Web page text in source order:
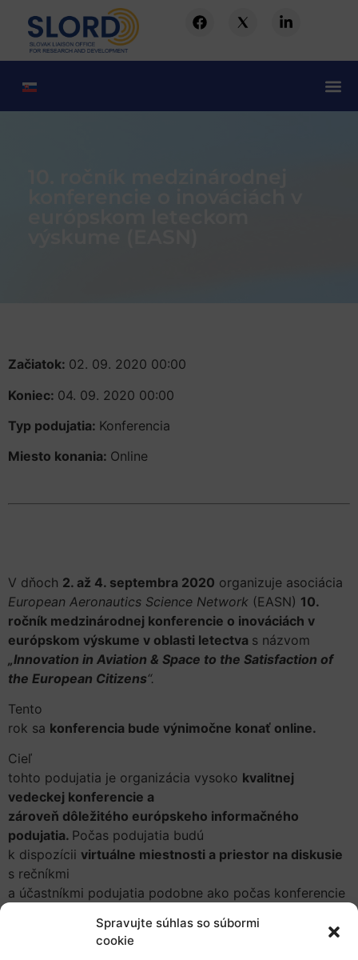
Spravujte súhlas so súbormi
cookie
Začiatok: 02. 09. 2020 00:00
Koniec: 04. 09. 2020 00:00
Typ podujatia: Konferencia
Miesto konania: Online
V dňoch 2. až 4. septembra 2020 organizuje asociácia
European Aeronautics Science Network (EASN) 10.
ročník medzinárodnej konferencie o inováciách v
európskom výskume v oblasti letectva s názvom
„Innovation in Aviation & Space to the Satisfaction of
the European Citizens“.
Tento
rok sa konferencia bude výnimočne konať online.
Cieľ
tohto podujatia je organizácia vysoko kvalitnej
vedeckej konferencie a
zároveň dôležitého európskeho informačného
podujatia. Počas podujatia budú
k dispozícii virtuálne miestnosti a priestor na diskusie
s rečníkmi
a účastníkmi podujatia podobne ako počas konferencie
Registrácia aj možnosť predkladania abstraktov je